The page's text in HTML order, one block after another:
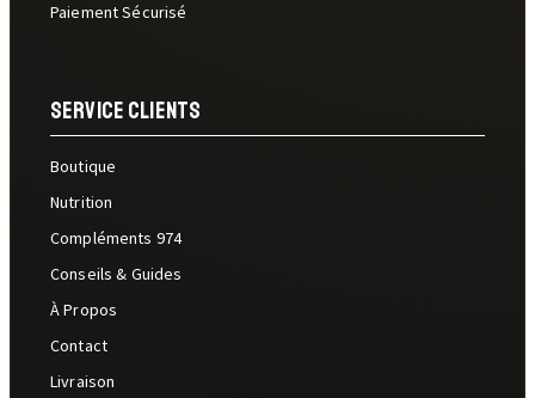
Paiement Sécurisé
Service Clients
Boutique
Nutrition
Compléments 974
Conseils & Guides
À Propos
Contact
Livraison